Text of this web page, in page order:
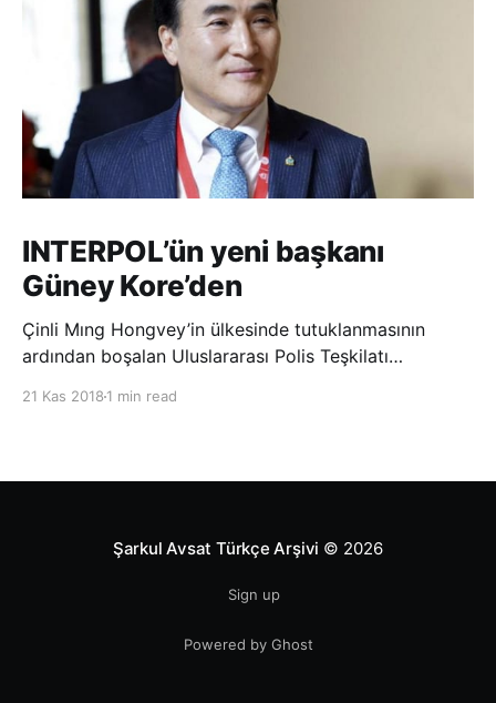
INTERPOL’ün yeni başkanı
Güney Kore’den
Çinli Mıng Hongvey’in ülkesinde tutuklanmasının
ardından boşalan Uluslararası Polis Teşkilatı
21 Kas 2018 1 min read
Şarkul Avsat Türkçe Arşivi © 2026
Sign up
Powered by Ghost